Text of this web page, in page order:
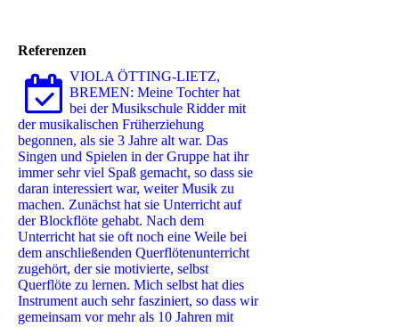
Referenzen
VIOLA ÖTTING-LIETZ,
BREMEN: Meine Tochter hat
bei der Musikschule Ridder mit
der musikalischen Früherziehung
begonnen, als sie 3 Jahre alt war. Das
Singen und Spielen in der Gruppe hat ihr
immer sehr viel Spaß gemacht, so dass sie
daran interessiert war, weiter Musik zu
machen. Zunächst hat sie Unterricht auf
der Blockflöte gehabt. Nach dem
Unterricht hat sie oft noch eine Weile bei
dem anschließenden Querflötenunterricht
zugehört, der sie motivierte, selbst
Querflöte zu lernen. Mich selbst hat dies
Instrument auch sehr fasziniert, so dass wir
gemeinsam vor mehr als 10 Jahren mit